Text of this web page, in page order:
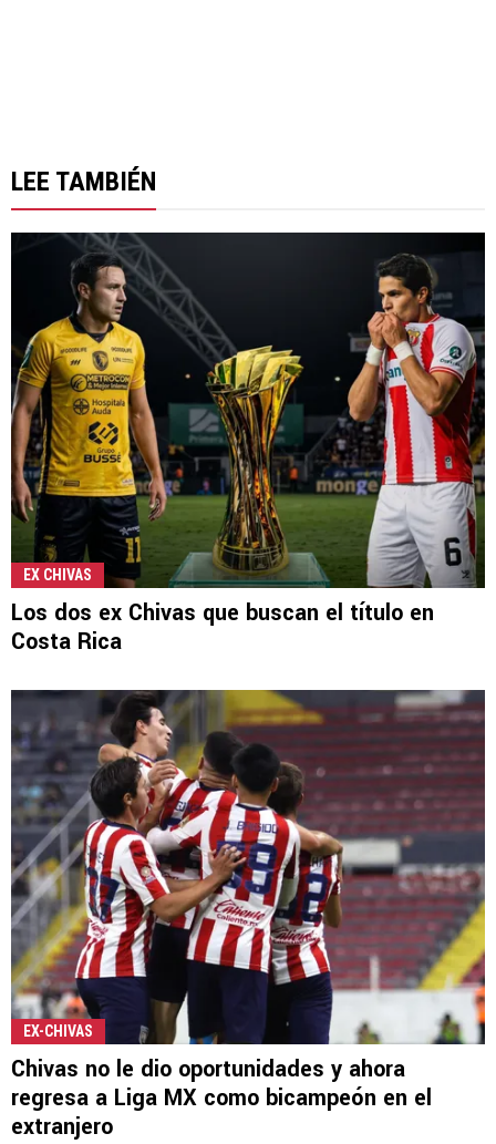
LEE TAMBIÉN
EX CHIVAS
Los dos ex Chivas que buscan el título en
Costa Rica
EX-CHIVAS
Chivas no le dio oportunidades y ahora
regresa a Liga MX como bicampeón en el
extranjero